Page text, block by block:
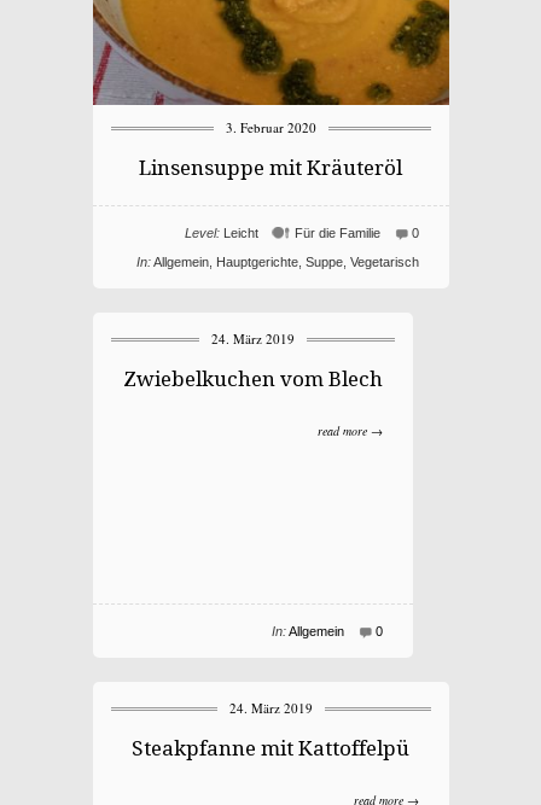
3. Februar 2020
Linsensuppe mit Kräuteröl
0
Für die Familie
Level: Leicht
In: Allgemein, Hauptgerichte, Suppe, Vegetarisch
24. März 2019
Zwiebelkuchen vom Blech
read more →
0
In: Allgemein
24. März 2019
Steakpfanne mit Kattoffelpü
read more →